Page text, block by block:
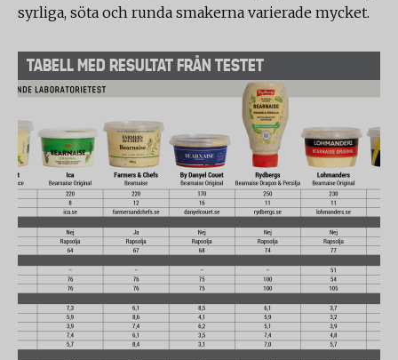
syrliga, söta och runda smakerna varierade mycket.
TABELL MED RESULTAT FRÅN TESTET